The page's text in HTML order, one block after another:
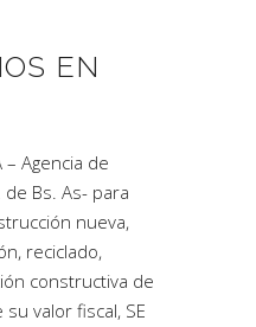
EN
Agencia de
de Bs. As- para
nueva,
reciclado,
constructiva de
valor fiscal, SE